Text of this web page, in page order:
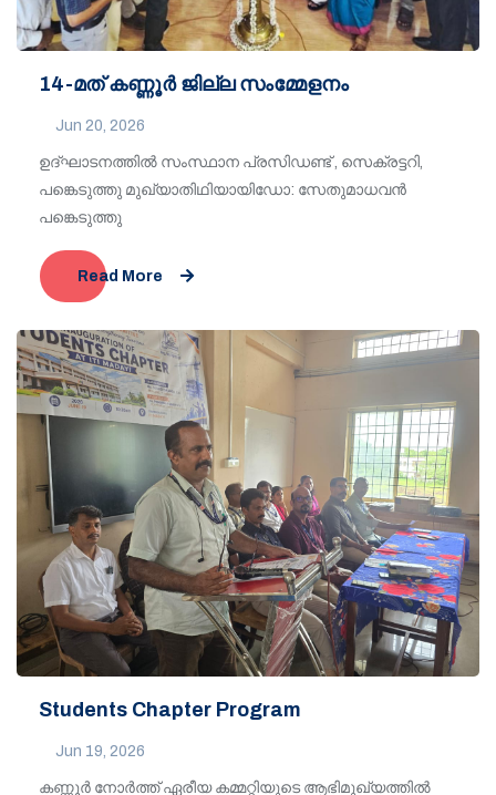
14-മത് കണ്ണൂർ ജില്ല സംമ്മേളനം
Jun 20, 2026
ഉദ്ഘാടനത്തിൽ സംസ്ഥാന പ്രസിഡണ്ട് , സെക്രട്ടറി,
പങ്കെടുത്തു മുഖ്യാതിഥിയായിഡോ: സേതുമാധവൻ
പങ്കെടുത്തു
Read More
Students Chapter Program
Jun 19, 2026
കണ്ണൂർ നോർത്ത് ഏരീയ കമ്മറ്റിയുടെ ആഭിമുഖ്യത്തിൽ